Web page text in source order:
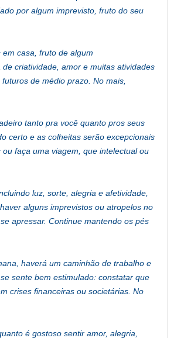
por algum imprevisto, fruto do seu
casa, fruto de algum
criatividade, amor e muitas atividades
de médio prazo. No mais,
tanto pra você quanto pros seus
certo e as colheitas serão excepcionais
faça uma viagem, que intelectual ou
luz, sorte, alegria e afetividade,
alguns imprevistos ou atropelos no
apressar. Continue mantendo os pés
haverá um caminhão de trabalho e
sente bem estimulado: constatar que
crises financeiras ou societárias. No
é gostoso sentir amor, alegria,